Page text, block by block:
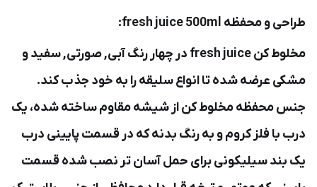
طراحی و محفظه fresh juice 500ml:
مخلوط کن fresh juice در چهار رنگ آبی, صورتی, سفید و
مشکی عرضه شده تا انواع سلیقه را به خود جذب کند.
جنس محفظه مخلوط کن از شیشه مقاوم ساخته شده، یک
درب با فلز کروم و به رنگ بدنه که در قسمت پایینی درب
یک بند سیلیکونی برای حمل آسان تر نصب شده قسمت